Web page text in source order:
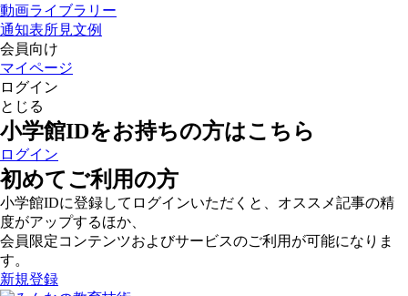
動画ライブラリー
通知表所見文例
会員向け
マイページ
ログイン
とじる
小学館IDをお持ちの方はこちら
ログイン
初めてご利用の方
小学館IDに登録してログインいただくと、オススメ記事の精
度がアップするほか、
会員限定コンテンツおよびサービスのご利用が可能になりま
す。
新規登録